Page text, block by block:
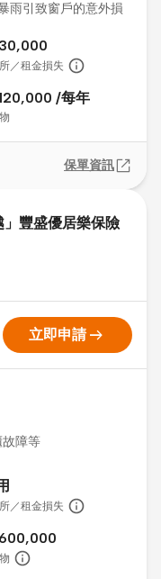
雨引致窗戶的意外損
／租金損失
/每年
保單資訊
豐盛優居樂保險
立即申請arrow_right_alt
障等
／租金損失